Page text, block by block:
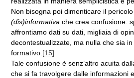
Non bisogna poi dimenticare il
(dis)informativa che crea confusione:
affrontiamo dati su dati, migliaia di
decontestualizzate, ma nulla che sia
formativo. [15]
Tale confusione è senz’altro acuita
che si fa travolgere dalle informazioni